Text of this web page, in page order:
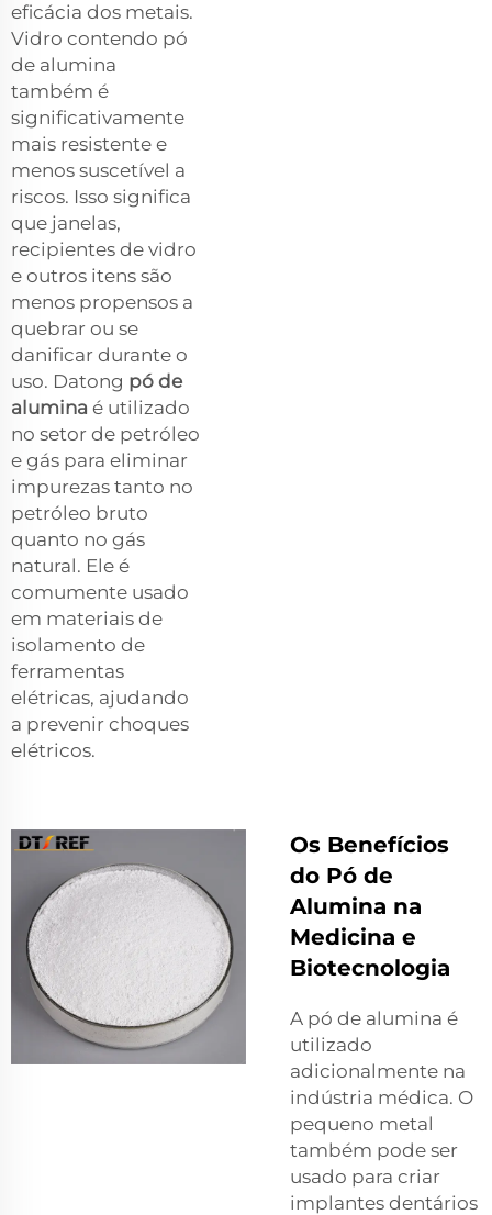
eficácia dos metais.
Vidro contendo pó
de alumina
também é
significativamente
mais resistente e
menos suscetível a
riscos. Isso significa
que janelas,
recipientes de vidro
e outros itens são
menos propensos a
quebrar ou se
danificar durante o
uso. Datong pó de
alumina é utilizado
no setor de petróleo
e gás para eliminar
impurezas tanto no
petróleo bruto
quanto no gás
natural. Ele é
comumente usado
em materiais de
isolamento de
ferramentas
elétricas, ajudando
a prevenir choques
elétricos.
Os Benefícios
do Pó de
Alumina na
Medicina e
Biotecnologia
A pó de alumina é
utilizado
adicionalmente na
indústria médica. O
pequeno metal
também pode ser
usado para criar
implantes dentários